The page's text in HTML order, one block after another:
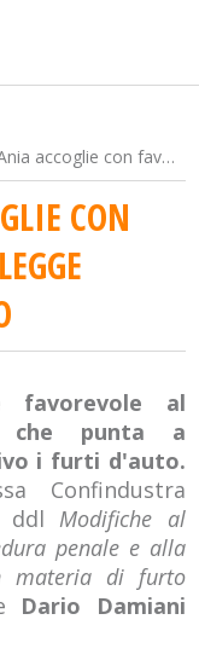
con favore il disegno di legge contro i furti d'auto
CON
favorevole al
che punta a
i furti d'auto.
Confindustra
ddl Modifiche al
penale e alla
materia di furto
Dario Damiani